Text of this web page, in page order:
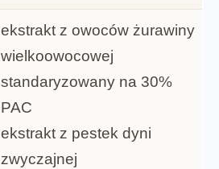
ekstrakt z owoców żurawiny
wielkoowocowej
standaryzowany na 30%
PAC
ekstrakt z pestek dyni
zwyczajnej